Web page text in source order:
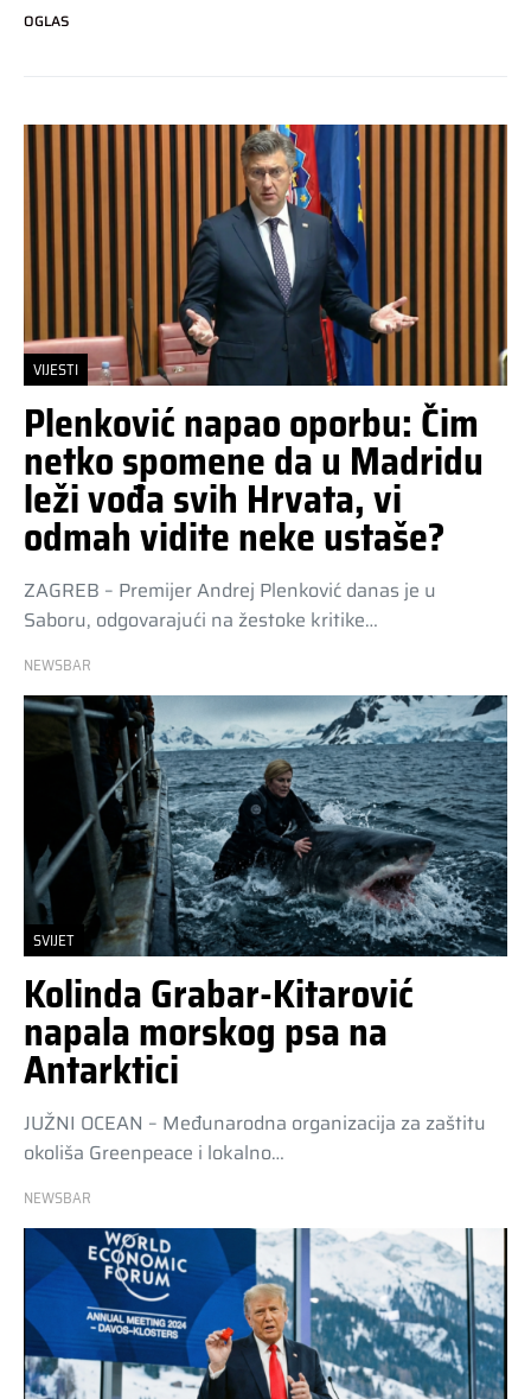
OGLAS
VIJESTI
Plenković napao oporbu: Čim
netko spomene da u Madridu
leži vođa svih Hrvata, vi
odmah vidite neke ustaše?
ZAGREB – Premijer Andrej Plenković danas je u
Saboru, odgovarajući na žestoke kritike…
NEWSBAR
SVIJET
Kolinda Grabar-Kitarović
napala morskog psa na
Antarktici
JUŽNI OCEAN – Međunarodna organizacija za zaštitu
okoliša Greenpeace i lokalno…
NEWSBAR